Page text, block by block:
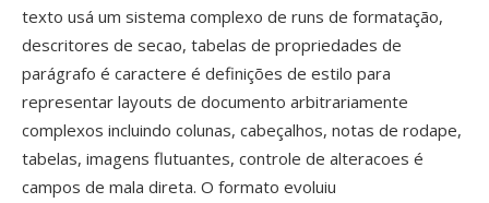
texto usá um sistema complexo de runs de formatação,
descritores de secao, tabelas de propriedades de
parágrafo é caractere é definições de estilo para
representar layouts de documento arbitrariamente
complexos incluindo colunas, cabeçalhos, notas de rodape,
tabelas, imagens flutuantes, controle de alteracoes é
campos de mala direta. O formato evoluiu